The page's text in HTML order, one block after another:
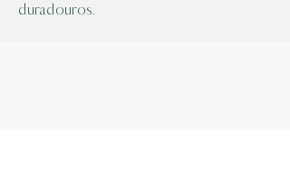
duradouros.